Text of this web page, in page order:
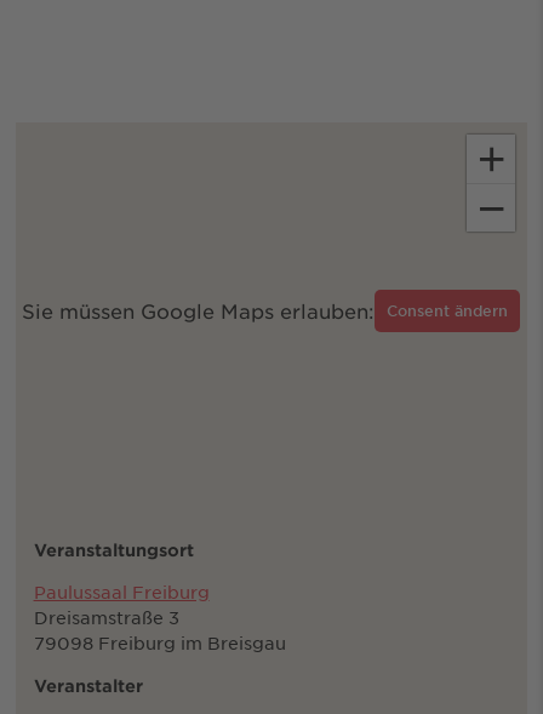
Sie müssen Google Maps erlauben: Consent ändern
+
−
Veranstaltungsort
Paulussaal Freiburg
Dreisamstraße 3
79098 Freiburg im Breisgau
Veranstalter